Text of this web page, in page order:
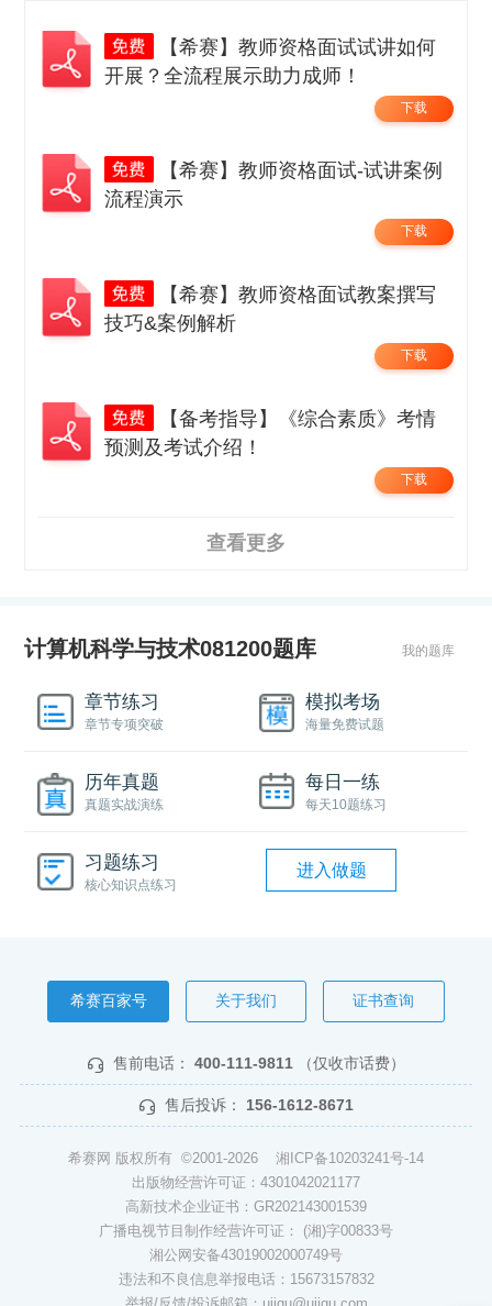
【希赛】教师资格面试试讲如何
开展？全流程展示助力成师！
下载
【希赛】教师资格面试-试讲案例
流程演示
下载
【希赛】教师资格面试教案撰写
技巧&案例解析
下载
【备考指导】《综合素质》考情
预测及考试介绍！
下载
查看更多
计算机科学与技术081200题库 我的题库
章节练习
章节专项突破
模拟考场
海量免费试题
历年真题
真题实战演练
每日一练
每天10题练习
习题练习
核心知识点练习
进入做题
希赛百家号 关于我们 证书查询
售前电话： 400-111-9811 （仅收市话费）
售后投诉： 156-1612-8671
希赛网 版权所有 ©2001-2026 湘ICP备10203241号-14
出版物经营许可证：4301042021177
高新技术企业证书：GR202143001539
广播电视节目制作经营许可证： (湘)字00833号
湘公网安备43019002000749号
违法和不良信息举报电话：15673157832